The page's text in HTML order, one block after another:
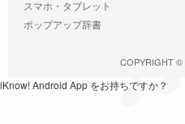
スマホ・タブレット
ポップアップ辞書
COPYRIGHT ©
iKnow! Android App をお持ちですか？